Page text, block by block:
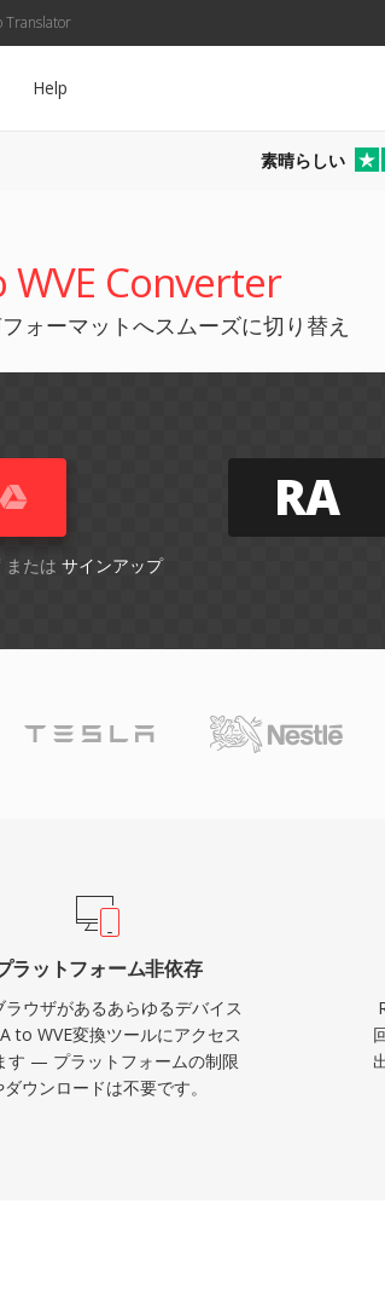
Translator
Help
素晴らしい
WVE Converter
ォーマットへスムーズに切り替え
または サインアップ
RA
ラットフォーム非依存
ラウザがあるあらゆるデバイス
to WVE変換ツールにアクセス
す — プラットフォームの制限
ダウンロードは不要です。